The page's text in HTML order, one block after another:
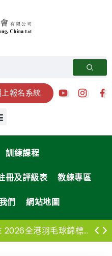
上報名系統
訓練課程
冊及評級表 教練專區
們 網站地圖
YONEX-SUNRISE 2026全港羽毛球錦標賽-高級組決賽暨頒獎典禮 -退款/退票安排